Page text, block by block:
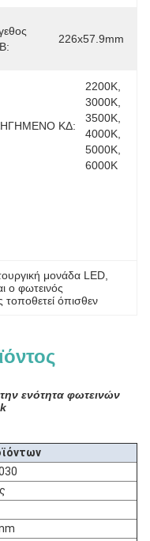
226x57.9mm
ΚΔ:
2200K,
3000K,
3500K,
4000K,
5000K,
6000K
μονάδα LED
ο φωτεινός
όπισθεν
ενότητα φωτεινών